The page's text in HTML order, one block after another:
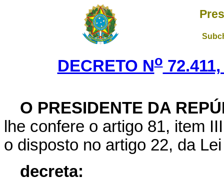
DECRETO No72.411,
O PRESIDENTE DA
lhe confere o artigo 81, item
o disposto no artigo 22, da
decreta: